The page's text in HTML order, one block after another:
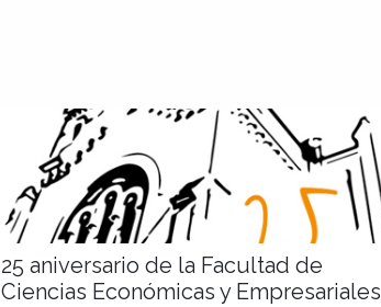
25 aniversario de la Facultad de
Ciencias Económicas y Empresariales